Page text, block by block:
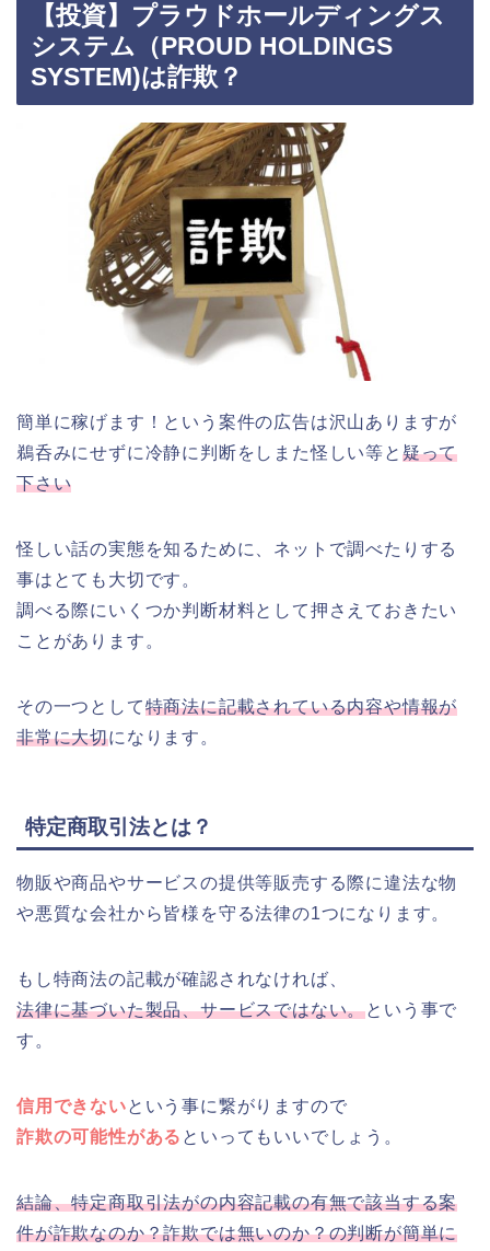
【投資】プラウドホールディングス
システム（PROUD HOLDINGS
SYSTEM)は詐欺？
簡単に稼げます！という案件の広告は沢山ありますが
鵜呑みにせずに冷静に判断をしまた怪しい等と 疑って
下さい
怪しい話の実態を知るために、ネットで調べたりする
事はとても大切です。
調べる際にいくつか判断材料として押さえておきたい
ことがあります。
その一つとして特商法に記載されている内容や情報が
非常に大切になります。
特定商取引法とは？
物販や商品やサービスの提供等販売する際に違法な物
や悪質な会社から皆様を守る法律の1つになります。
もし特商法の記載が確認されなければ、
法律に基づいた製品、サービスではない。という事で
す。
信用できないという事に繋がりますので
詐欺の可能性がある といってもいいでしょう。
結論、特定商取引法がの内容記載の有無で該当する案
件が詐欺なのか？詐欺では無いのか？の判断が簡単に